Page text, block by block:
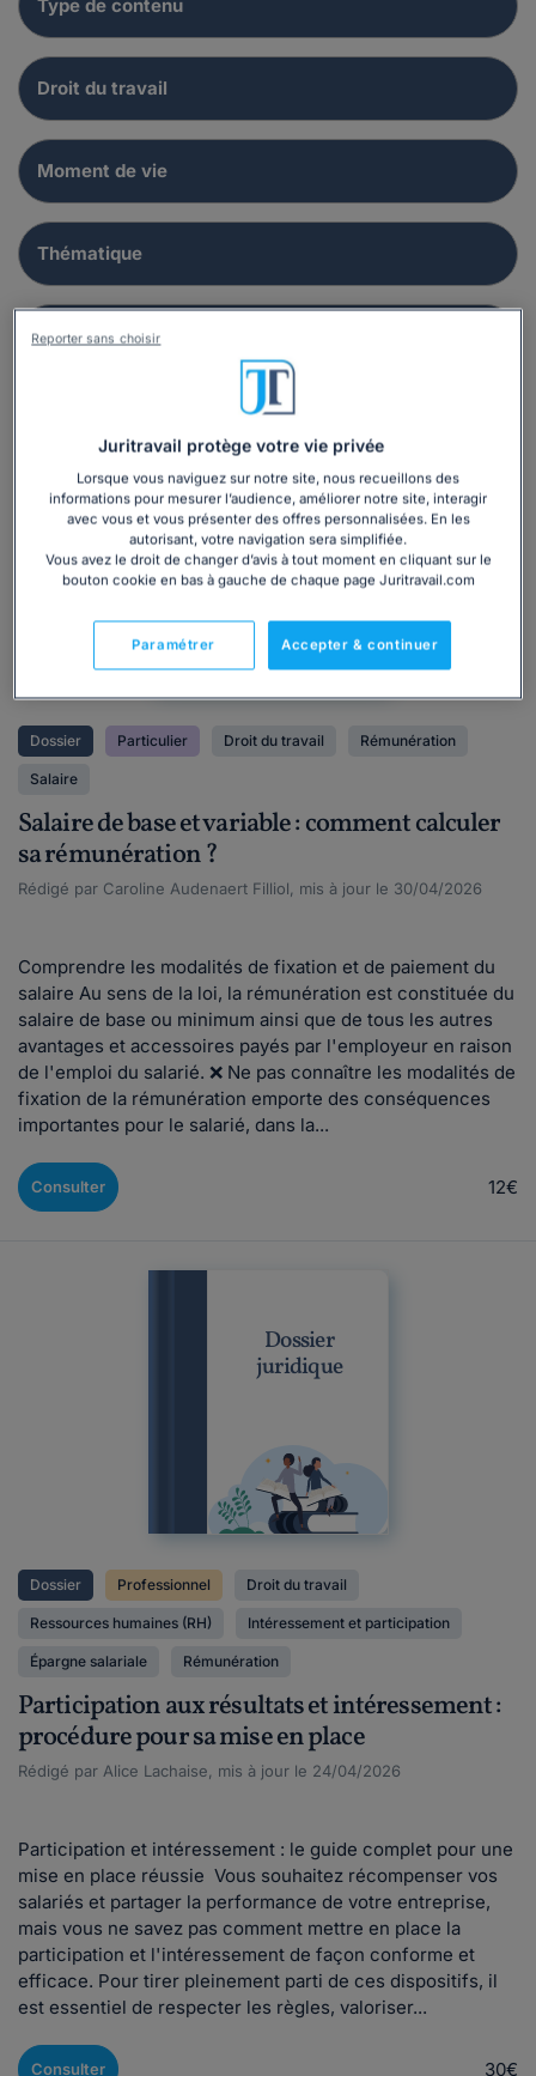
Dossier
juridique
Dossier Particulier Droit du travail Rémunération
Salaire
Salaire de base et variable : comment calculer
sa rémunération ?
Rédigé par Caroline Audenaert Filliol, mis à jour le 30/04/2026
Comprendre les modalités de fixation et de paiement du
salaire Au sens de la loi, la rémunération est constituée du
salaire de base ou minimum ainsi que de tous les autres
avantages et accessoires payés par l'employeur en raison
de l'emploi du salarié. ❌ Ne pas connaître les modalités de
fixation de la rémunération emporte des conséquences
importantes pour le salarié, dans la...
Consulter 12€
Dossier
juridique
Dossier Professionnel Droit du travail
Ressources humaines (RH) Intéressement et participation
Épargne salariale Rémunération
Participation aux résultats et intéressement :
procédure pour sa mise en place
Rédigé par Alice Lachaise, mis à jour le 24/04/2026
Participation et intéressement : le guide complet pour une
mise en place réussie Vous souhaitez récompenser vos
salariés et partager la performance de votre entreprise,
mais vous ne savez pas comment mettre en place la
participation et l'intéressement de façon conforme et
efficace. Pour tirer pleinement parti de ces dispositifs, il
est essentiel de respecter les règles, valoriser...
Consulter 30€
Juritravail protège votre vie privée
Lorsque vous naviguez sur notre site, nous recueillons des
informations pour mesurer l’audience, améliorer notre site, interagir
avec vous et vous présenter des offres personnalisées. En les
autorisant, votre navigation sera simplifiée.
Vous avez le droit de changer d’avis à tout moment en cliquant sur le
bouton cookie en bas à gauche de chaque page Juritravail.com
Accepter & continuer
Paramétrer
Reporter sans choisir